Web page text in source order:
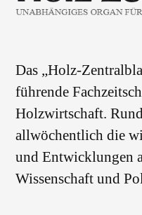
Das „Holz-
führende
Holzwirtschaft.
allwöchentlich die
und Entwicklungen
Wissenschaft und